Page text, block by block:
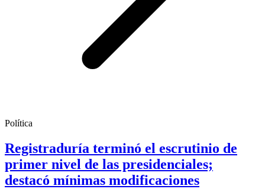
Política
Registraduría terminó el escrutinio de
primer nivel de las presidenciales;
destacó mínimas modificaciones